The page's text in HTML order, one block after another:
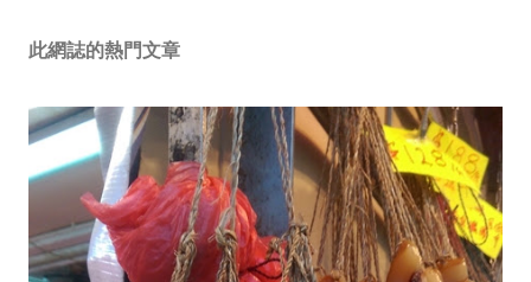
此網誌的熱門文章